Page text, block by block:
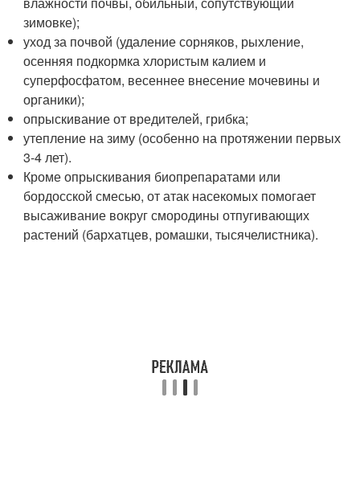
зимовке);
уход за почвой (удаление сорняков, рыхление,
осенняя подкормка хлористым калием и
суперфосфатом, весеннее внесение мочевины и
органики);
опрыскивание от вредителей, грибка;
утепление на зиму (особенно на протяжении первых
3-4 лет).
Кроме опрыскивания биопрепаратами или
бордосской смесью, от атак насекомых помогает
высаживание вокруг смородины отпугивающих
растений (бархатцев, ромашки, тысячелистника).